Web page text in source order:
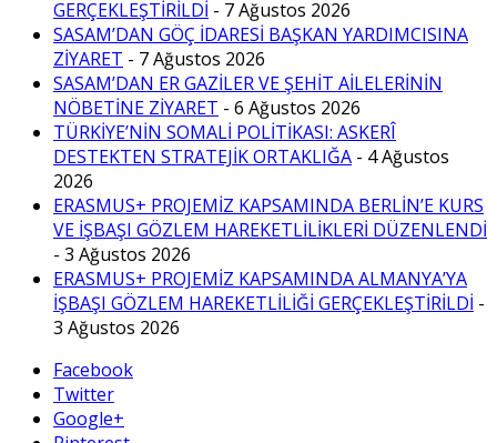
GERÇEKLEŞTİRİLDİ - 7 Ağustos 2026
SASAM’DAN GÖÇ İDARESİ BAŞKAN YARDIMCISINA
ZİYARET - 7 Ağustos 2026
SASAM’DAN ER GAZİLER VE ŞEHİT AİLELERİNİN
NÖBETİNE ZİYARET - 6 Ağustos 2026
TÜRKİYE’NİN SOMALİ POLİTİKASI: ASKERÎ
DESTEKTEN STRATEJİK ORTAKLIĞA - 4 Ağustos
2026
ERASMUS+ PROJEMİZ KAPSAMINDA BERLİN’E KURS
VE İŞBAŞI GÖZLEM HAREKETLİLİKLERİ DÜZENLENDİ
- 3 Ağustos 2026
ERASMUS+ PROJEMİZ KAPSAMINDA ALMANYA’YA
İŞBAŞI GÖZLEM HAREKETLİLİĞİ GERÇEKLEŞTİRİLDİ -
3 Ağustos 2026
Facebook
Twitter
Google+